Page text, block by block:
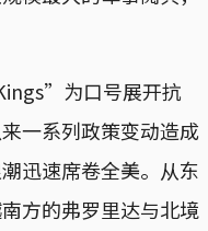
为口号展开抗
一系列政策变动造成
迅速席卷全美。从东
方的弗罗里达与北境